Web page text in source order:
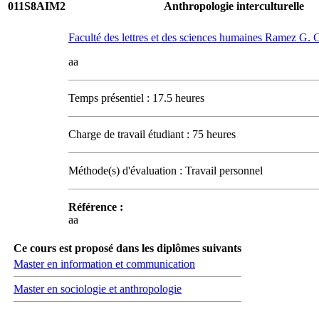
011S8AIM2 Anthropologie interculturelle
Faculté des lettres et des sciences humaines Ramez G.
aa
Temps présentiel : 17.5 heures
Charge de travail étudiant : 75 heures
Méthode(s) d'évaluation : Travail personnel
Référence :
aa
Ce cours est proposé dans les diplômes suivants
Master en information et communication
Master en sociologie et anthropologie